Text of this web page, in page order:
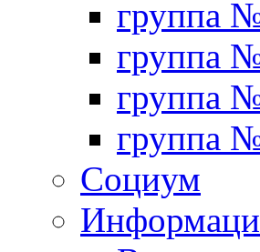
группа
группа
группа
группа
Социум